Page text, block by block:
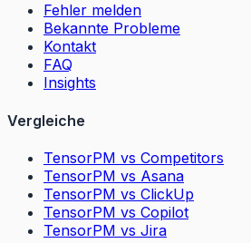
Fehler melden
Bekannte Probleme
Kontakt
FAQ
Insights
Vergleiche
TensorPM vs Competitors
TensorPM vs Asana
TensorPM vs ClickUp
TensorPM vs Copilot
TensorPM vs Jira